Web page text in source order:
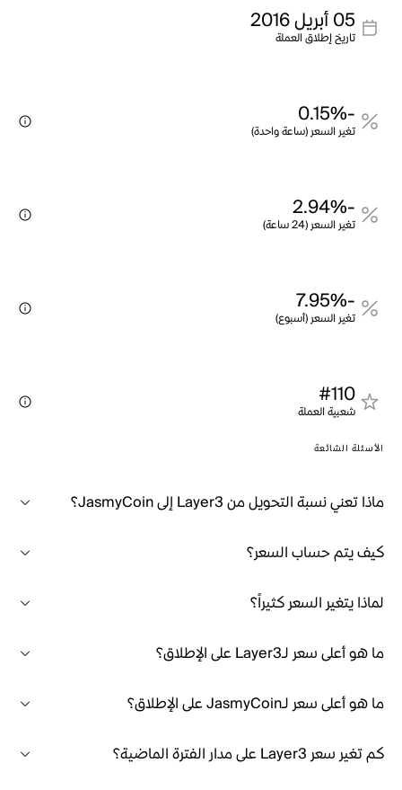
05 أبريل 2016
تاريخ إطلاق العملة
-0.15%
تغير السعر (ساعة واحدة)
-2.94%
تغير السعر (24 ساعة)
-7.95%
تغير السعر (أسبوع)
#110
شعبية العملة
الأسئلة الشائعة
ماذا تعني نسبة التحويل من Layer3 إلى JasmyCoin؟
كيف يتم حساب السعر؟
لماذا يتغير السعر كثيراً؟
ما هو أعلى سعر لـLayer3 على الإطلاق؟
ما هو أعلى سعر لـJasmyCoin على الإطلاق؟
كم تغير سعر Layer3 على مدار الفترة الماضية؟